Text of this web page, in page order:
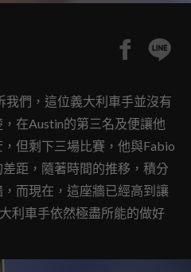
我們，這位義大利車手並沒有
在Austin的第三名及便讓他
但剩下三場比賽，他與Fabio
距，隨著時間的推移，積分
而現在，這座牆已經高到讓
利車手依然極盡所能的做好